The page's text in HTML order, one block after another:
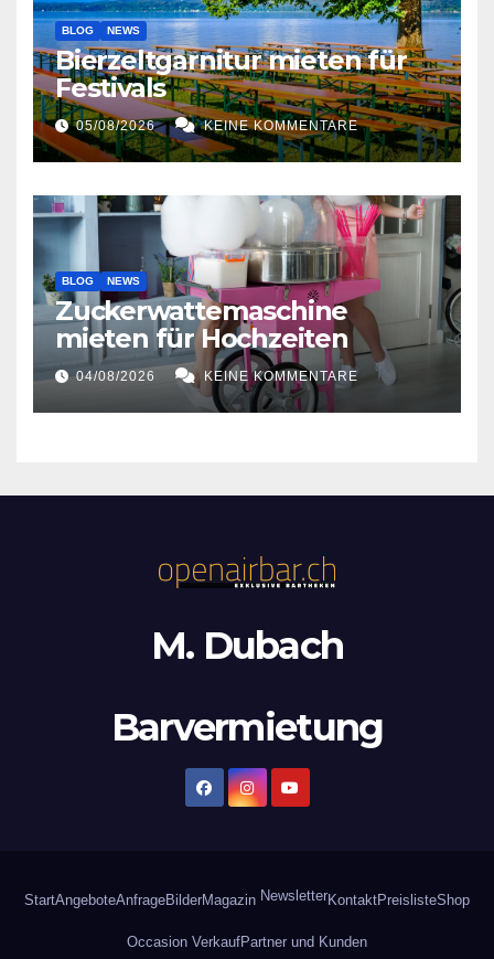
BLOG NEWS
Bierzeltgarnitur mieten für
Festivals
05/08/2026 KEINE KOMMENTARE
BLOG NEWS
Zuckerwattemaschine
mieten für Hochzeiten
04/08/2026 KEINE KOMMENTARE
M. Dubach
Barvermietung
StartAngeboteAnfrageBilderMagazin NewsletterKontaktPreislisteShop
Occasion VerkaufPartner und Kunden